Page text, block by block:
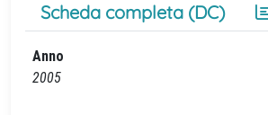
Scheda completa (DC)
Anno
2005